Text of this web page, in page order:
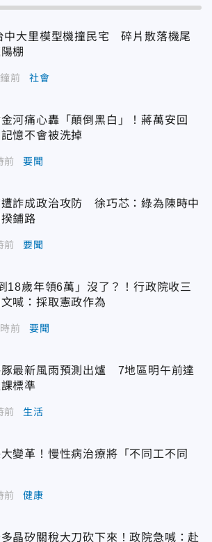
中大里模型機撞民宅 碎片散落機尾
棚
前 社會
河痛心轟「顛倒黑白」！蔣萬安回
憶不會被洗掉
前 要聞
遭詐成政治攻防 徐巧芯：綠為陳時中
鋪路
前 要聞
18歲年領6萬」沒了？！行政院收三
喊：採取憲政作為
前 要聞
豚最新風雨預測出爐 7地區明午前達
標準
前 生活
變革！慢性病治療將「不同工不同
前 健康
晶矽關稅大刀砍下來！政院急喊：赴